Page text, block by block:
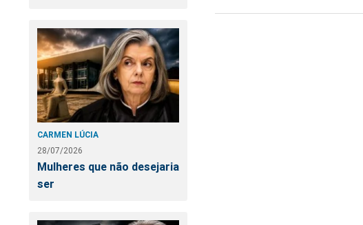
CARMEN LÚCIA
28/07/2026
Mulheres que não desejaria
ser